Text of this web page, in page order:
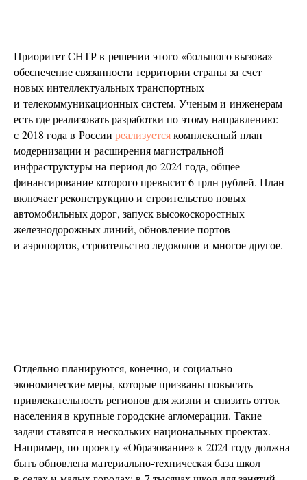
Приоритет СНТР в решении этого «большого вызова» —
обеспечение связанности территории страны за счет
новых интеллектуальных транспортных
и телекоммуникационных систем. Ученым и инженерам
есть где реализовать разработки по этому направлению:
с 2018 года в России реализуетсякомплексный план
модернизации и расширения магистральной
инфраструктуры на период до 2024 года, общее
финансирование которого превысит 6 трлн рублей. План
включает реконструкцию и строительство новых
автомобильных дорог, запуск высокоскоростных
железнодорожных линий, обновление портов
и аэропортов, строительство ледоколов и многое другое.
Отдельно планируются, конечно, и социально-
экономические меры, которые призваны повысить
привлекательность регионов для жизни и снизить отток
населения в крупные городские агломерации. Такие
задачи ставятся в нескольких национальных проектах.
Например, по проекту «Образование» к 2024 году должна
быть обновлена материально-техническая база школ